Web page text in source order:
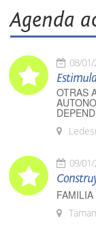
Agenda
08/
OTRAS
09/
FAMILIA